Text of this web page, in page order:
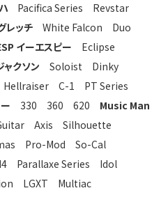
Pacifica Series Revstar
レッチ White Falcon Duo
イーエスピー Eclipse
クソン Soloist Dinky
Hellraiser C-1 PT Series
330 360 620 Music Man
Axis Silhouette
Pro-Mod So-Cal
Parallaxe Series Idol
LGXT Multiac